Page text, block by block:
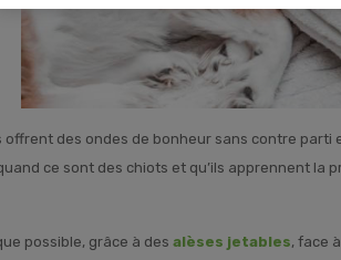
des ondes de bonheur sans contre parti
ce sont des chiots et qu’ils apprennent la
possible, grâce à des alèses jetables, face